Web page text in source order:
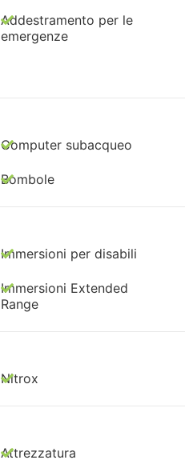
Addestramento per le
emergenze
Computer subacqueo
Bombole
Immersioni per disabili
Immersioni Extended
Range
Nitrox
Attrezzatura